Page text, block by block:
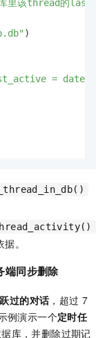
里该thread的
)
=
。
端同步删除
过的对话，超过 7
例演示一个定时任
库，并删除过期记